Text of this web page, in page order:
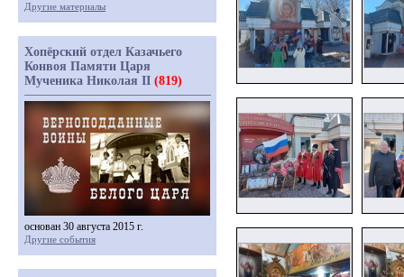
Другие материалы
Хопёрский отдел Казачьего
Конвоя Памяти Царя
Мученика Николая II (819)
основан 30 августа 2015 г.
Другие события